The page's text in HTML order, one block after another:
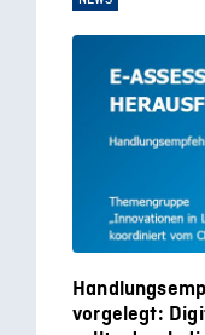
vorgelegt: